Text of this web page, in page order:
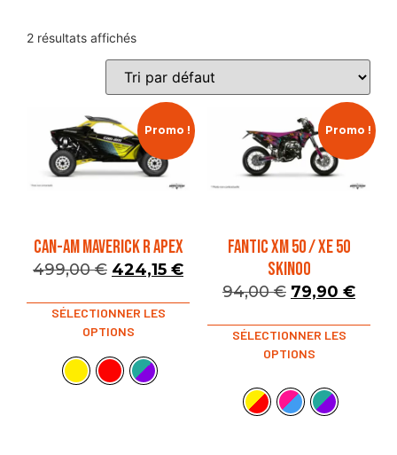
2 résultats affichés
Promo !
CAN-AM MAVERICK R APEX
499,00€ 424,15 €
SÉLECTIONNER LES
OPTIONS
Promo !
FANTIC XM 50 / XE 50
SKINOO
94,00€ 79,90 €
SÉLECTIONNER LES
OPTIONS